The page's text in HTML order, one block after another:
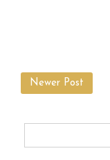
Newer Post